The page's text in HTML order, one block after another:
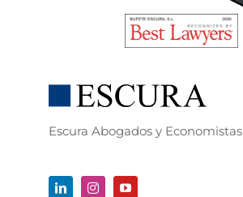
Escura Abogados y Economistas